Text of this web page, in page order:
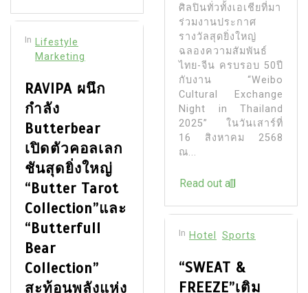
In Lifestyle
Marketing
RAVIPA ผนึก
กำลัง
Butterbear
เปิดตัวคอลเลก
ชันสุดยิ่งใหญ่
“Butter Tarot
Collection”และ
“Butterfull
Bear
Collection”
สะท้อนพลังแห่ง
ศิลปินทั่วทั้งเอเชียที่มา
ร่วมงานประกาศ
รางวัลสุดยิ่งใหญ่
ฉลองความสัมพันธ์
ไทย-จีน ครบรอบ 50ปี
กับงาน “Weibo
Cultural Exchange
Night in Thailand
2025” ในวันเสาร์ที่
16 สิงหาคม 2568
ณ...
Read out all
In Hotel Sports
“SWEAT &
FREEZE”เติม